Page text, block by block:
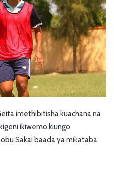
imethibitisha kuachana na
ikiwemo kiungo
Sakai baada ya mikataba